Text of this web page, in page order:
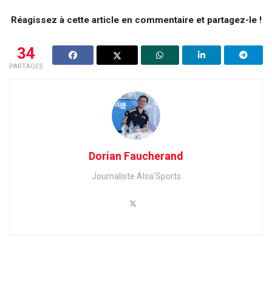
Réagissez à cette article en commentaire et partagez-le !
34
PARTAGES
Dorian Faucherand
Journaliste Alsa'Sports